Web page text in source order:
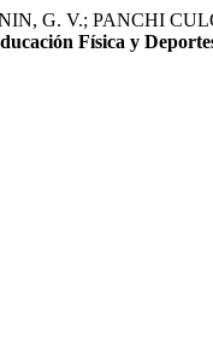
G. V.; PANCHI
Física y